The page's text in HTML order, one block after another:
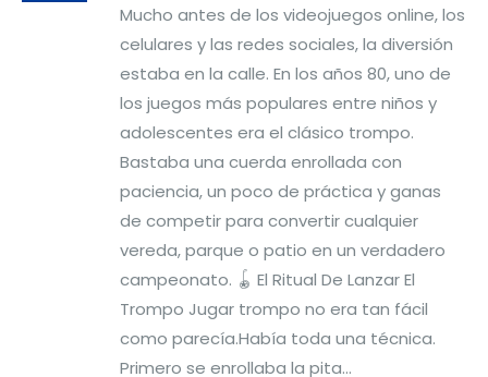
Mucho antes de los videojuegos online, los
celulares y las redes sociales, la diversión
estaba en la calle. En los años 80, uno de
los juegos más populares entre niños y
adolescentes era el clásico trompo.
Bastaba una cuerda enrollada con
paciencia, un poco de práctica y ganas
de competir para convertir cualquier
vereda, parque o patio en un verdadero
campeonato. 🪀 El Ritual De Lanzar El
Trompo Jugar trompo no era tan fácil
como parecía.Había toda una técnica.
Primero se enrollaba la pita...